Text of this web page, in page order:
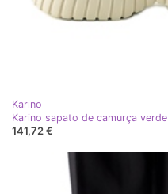
Karino
Karino sapato de camurça verde
141,72 €